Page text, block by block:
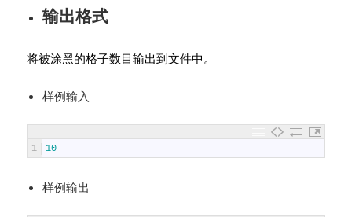
输出格式
将被涂黑的格子数目输出到文件中。
样例输入
1 10
样例输出